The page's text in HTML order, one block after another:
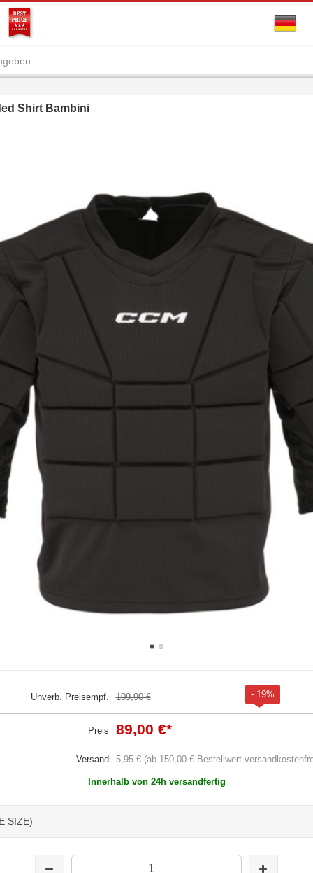
Shirt Bambini
Unverb. Preisempf. 109,90 € - 19%
Preis 89,00 €*
Versand 5,95 € (ab 150,00 € Bestellwert
Innerhalb von 24h versandfertig
SIZE)